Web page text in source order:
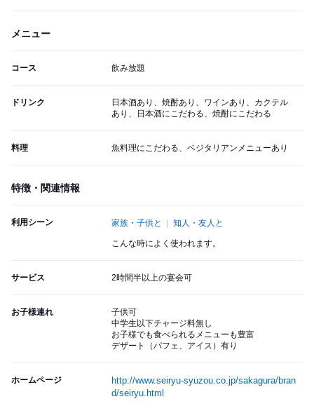
メニュー
コース 飲み放題
ドリンク
日本酒あり、焼酎あり、ワインあり、カクテル
あり、日本酒にこだわる、焼酎にこだわる
料理 魚料理にこだわる、ベジタリアンメニューあり
特徴・関連情報
利用シーン 家族・子供と 知人・友人と
こんな時によく使われます。
サービス 2時間半以上の宴会可
お子様連れ
子供可
中学生以下チャージ料無し
お子様でも食べられるメニューも豊富
デザート（パフェ、アイス）有り
ホームページ
http://www.seiryu-syuzou.co.jp/sakagura/bran
d/seiryu.html